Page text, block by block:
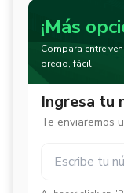
¡Más
Compara entre
precio, fácil.
Ingresa tu
Te enviaremos